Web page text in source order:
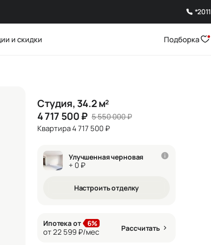
*2011
и скидки Подборка
Студия, 34.2 м²
4 717 500₽ 5 550 000₽
Квартира 4 717 500 ₽
Улучшенная черновая
+ 0 ₽
Настроить отделку
Ипотека от 6%
от 22 599 ₽/мес Рассчитать